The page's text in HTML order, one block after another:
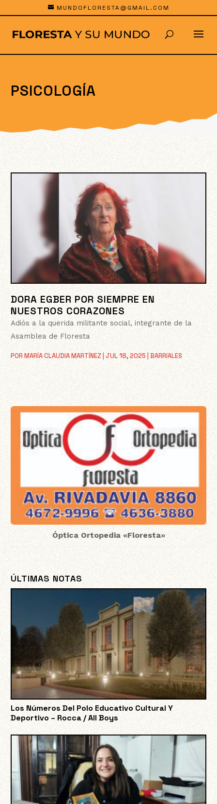
MUNDOFLORESTA@GMAIL.COM
PSICOLOGÍA
DORA EGBER POR SIEMPRE EN
NUESTROS CORAZONES
PORMARÍA CLAUDIA MARTÍNEZ |JUL 18, 2025 |BARRIALES
Adiós a la querida militante social, integrante de la
Asamblea de Floresta
Óptica Ortopedia «Floresta»
ÚLTIMAS NOTAS
Los Números Del Polo Educativo Cultural Y
Deportivo – Rocca / All Boys